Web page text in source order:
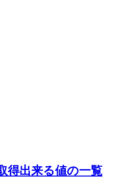
得出来る値の一覧